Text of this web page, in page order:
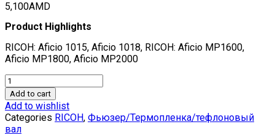
5,100AMD
Product Highlights
RICOH: Aficio 1015, Aficio 1018, RICOH: Aficio MP1600,
Aficio MP1800, Aficio MP2000
Тефлоновый
вал
(Long
Life)
AE01-
Add to cart
Add to wishlist
Categories RICOH, Фьюзер/Термопленка/тефлоновый
вал